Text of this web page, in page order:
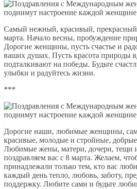
Самый нежный, красивый, прекрасный
марта. Начало весны, пробуждение
Дорогие женщины, пусть счастье и
ваших душах. Пусть красота природы
подталкивают на победы. Будьте
улыбки и радуйтесь жизни.
***
Дорогие наши, любимые женщины,
красивые, молодые и стройные,
Любимые жены, матери, дочери, тещи
поздравляем вас с 8 марта. Желаем,
принадлежали только тем, кто вас
каждый день тепло, любовь, заботу,
поддержку. Любите сами и будьте